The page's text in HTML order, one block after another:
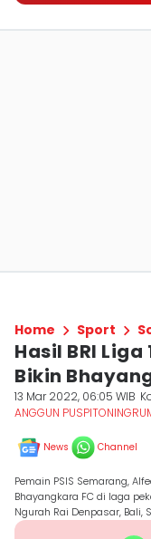
Home Sport
Hasil BRI Liga
Bikin
13 Mar 2022, 06:05 WIB
ANGGUN
News Channel
Pemain PSIS Semarang,
Bhayangkara FC di laga
Ngurah Rai Denpasar, Bali,